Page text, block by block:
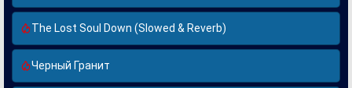
The Lost Soul Down (Slowed & Reverb)
Черный Гранит